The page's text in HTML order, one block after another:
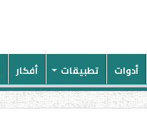
أدوات تطبيقات أفكار